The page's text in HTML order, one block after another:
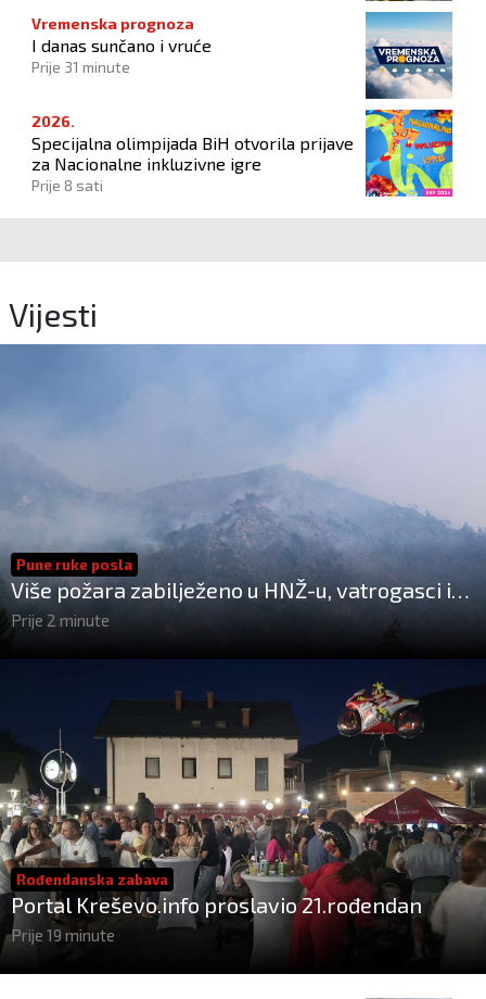
Vremenska prognoza
I danas sunčano i vruće
Prije 31 minute
2026.
Specijalna olimpijada BiH otvorila prijave
za Nacionalne inkluzivne igre
Prije 8 sati
Vijesti
Pune ruke posla
Više požara zabilježeno u HNŽ-u, vatrogasci i
dalje na terenu kod Konjica
Prije 2 minute
Rođendanska zabava
Portal Kreševo.info proslavio 21.rođendan
Prije 19 minute